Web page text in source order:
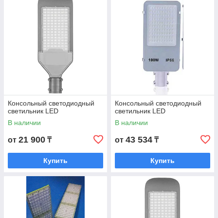
наружного освещения. Предлагаем удобные условия
Высокотехнологичные светильники led
– гарант надежного освещения!
Мы ведем сотрудничество только с
позволяет гарантировать безотказность
работы и длительный срок эксплуатации.
Консольный светодиодный
светильник LED
В наличии
от 21 900 ₸
Купить
Консольный светодиодный
светильник LED
В наличии
от 43 534 ₸
Купить